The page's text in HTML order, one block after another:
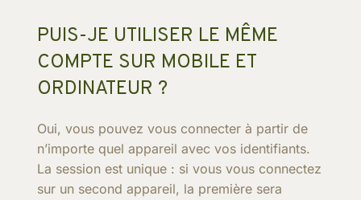
PUIS-JE UTILISER LE MÊME
COMPTE SUR MOBILE ET
ORDINATEUR ?
Oui, vous pouvez vous connecter à partir de
n’importe quel appareil avec vos identifiants.
La session est unique : si vous vous connectez
sur un second appareil, la première sera